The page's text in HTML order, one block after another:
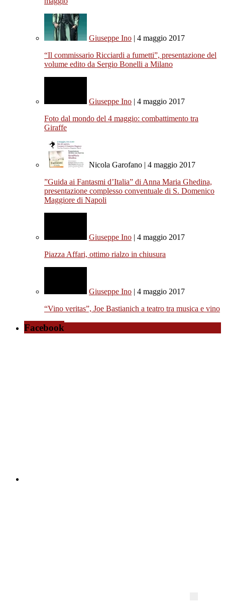
Giuseppe Ino | 4 maggio 2017
“Il commissario Ricciardi a fumetti”, presentazione del
volume edito da Sergio Bonelli a Milano
Giuseppe Ino | 4 maggio 2017
Foto dal mondo del 4 maggio: combattimento tra
Giraffe
Nicola Garofano | 4 maggio 2017
”Guida ai Fantasmi d’Italia” di Anna Maria Ghedina,
presentazione complesso conventuale di S. Domenico
Maggiore di Napoli
Giuseppe Ino | 4 maggio 2017
Piazza Affari, ottimo rialzo in chiusura
Giuseppe Ino | 4 maggio 2017
“Vino veritas”, Joe Bastianich a teatro tra musica e vino
Facebook